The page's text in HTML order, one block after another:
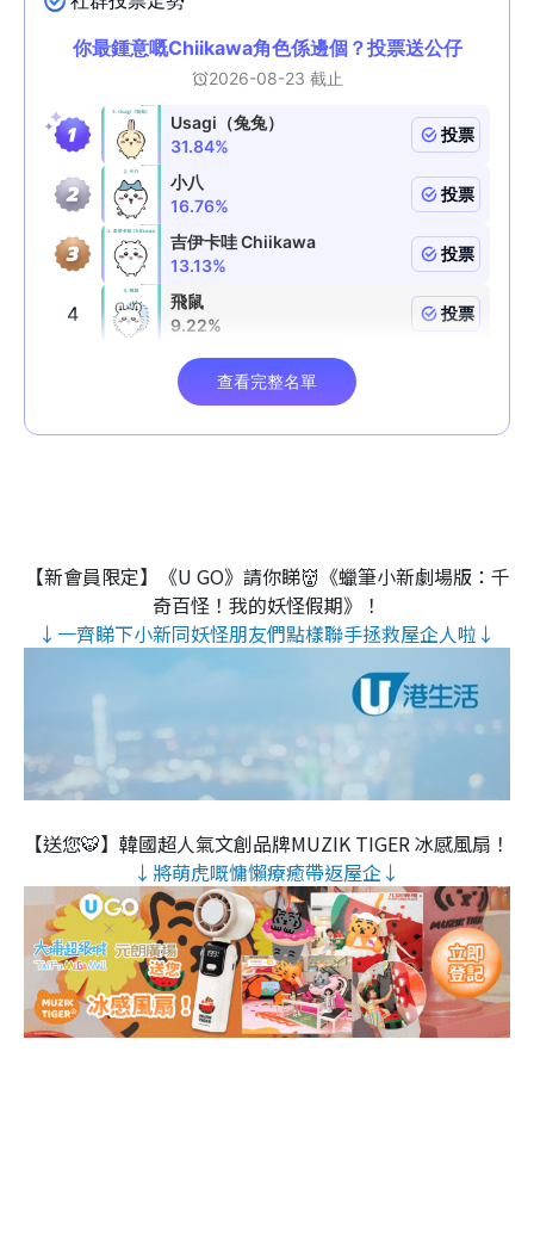
【新會員限定】《U GO》請你睇👹《蠟筆小新劇場版：千
奇百怪！我的妖怪假期》！
↓一齊睇下小新同妖怪朋友們點樣聯手拯救屋企人啦↓
【送您🐯】韓國超人氣文創品牌MUZIK TIGER 冰感風扇！
↓將萌虎嘅慵懶療癒帶返屋企↓